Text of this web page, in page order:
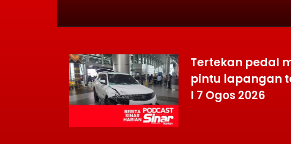
Tertekan pedal
pintu lapangan
I 7 Ogos 2026